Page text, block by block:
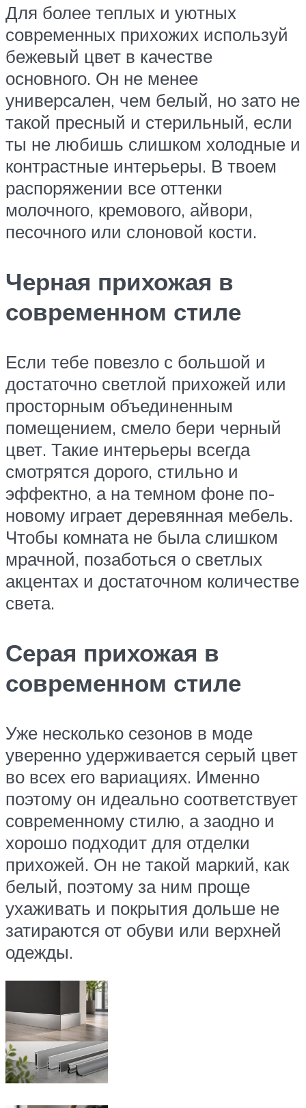
Для более теплых и уютных
современных прихожих используй
бежевый цвет в качестве
основного. Он не менее
универсален, чем белый, но зато не
такой пресный и стерильный, если
ты не любишь слишком холодные и
контрастные интерьеры. В твоем
распоряжении все оттенки
молочного, кремового, айвори,
песочного или слоновой кости.
Черная прихожая в
современном стиле
Если тебе повезло с большой и
достаточно светлой прихожей или
просторным объединенным
помещением, смело бери черный
цвет. Такие интерьеры всегда
смотрятся дорого, стильно и
эффектно, а на темном фоне по-
новому играет деревянная мебель.
Чтобы комната не была слишком
мрачной, позаботься о светлых
акцентах и достаточном количестве
света.
Серая прихожая в
современном стиле
Уже несколько сезонов в моде
уверенно удерживается серый цвет
во всех его вариациях. Именно
поэтому он идеально соответствует
современному стилю, а заодно и
хорошо подходит для отделки
прихожей. Он не такой маркий, как
белый, поэтому за ним проще
ухаживать и покрытия дольше не
затираются от обуви или верхней
одежды.